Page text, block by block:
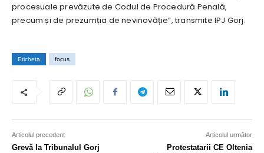
procesuale prevăzute de Codul de Procedură Penală,
precum și de prezumția de nevinovăție”, transmite IPJ Gorj.
Eticheta focus
Articolul precedent
Grevă la Tribunalul Gorj
Articolul următor
Protestatarii CE Oltenia